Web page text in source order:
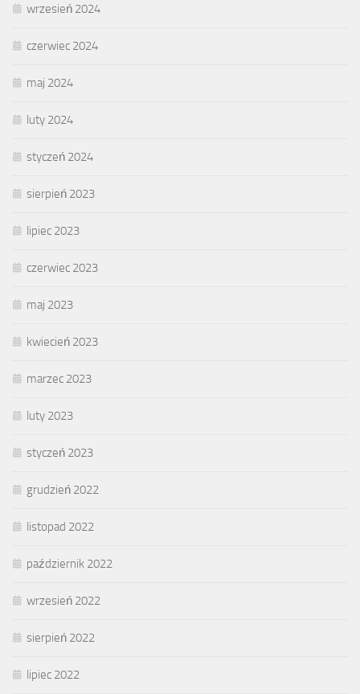
wrzesień 2024
czerwiec 2024
maj 2024
luty 2024
styczeń 2024
sierpień 2023
lipiec 2023
czerwiec 2023
maj 2023
kwiecień 2023
marzec 2023
luty 2023
styczeń 2023
grudzień 2022
listopad 2022
październik 2022
wrzesień 2022
sierpień 2022
lipiec 2022